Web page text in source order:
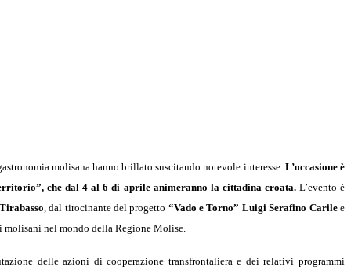
molisana hanno brillato suscitando notevole interesse. L’occasione è
che dal 4 al 6 di aprile animeranno la cittadina croata.L’evento è
, dal tirocinante del progetto “Vado e Torno” Luigi Serafino Carilee
nel mondo della Regione Molise.
delle azioni di cooperazione transfrontaliera e dei relativi programmi